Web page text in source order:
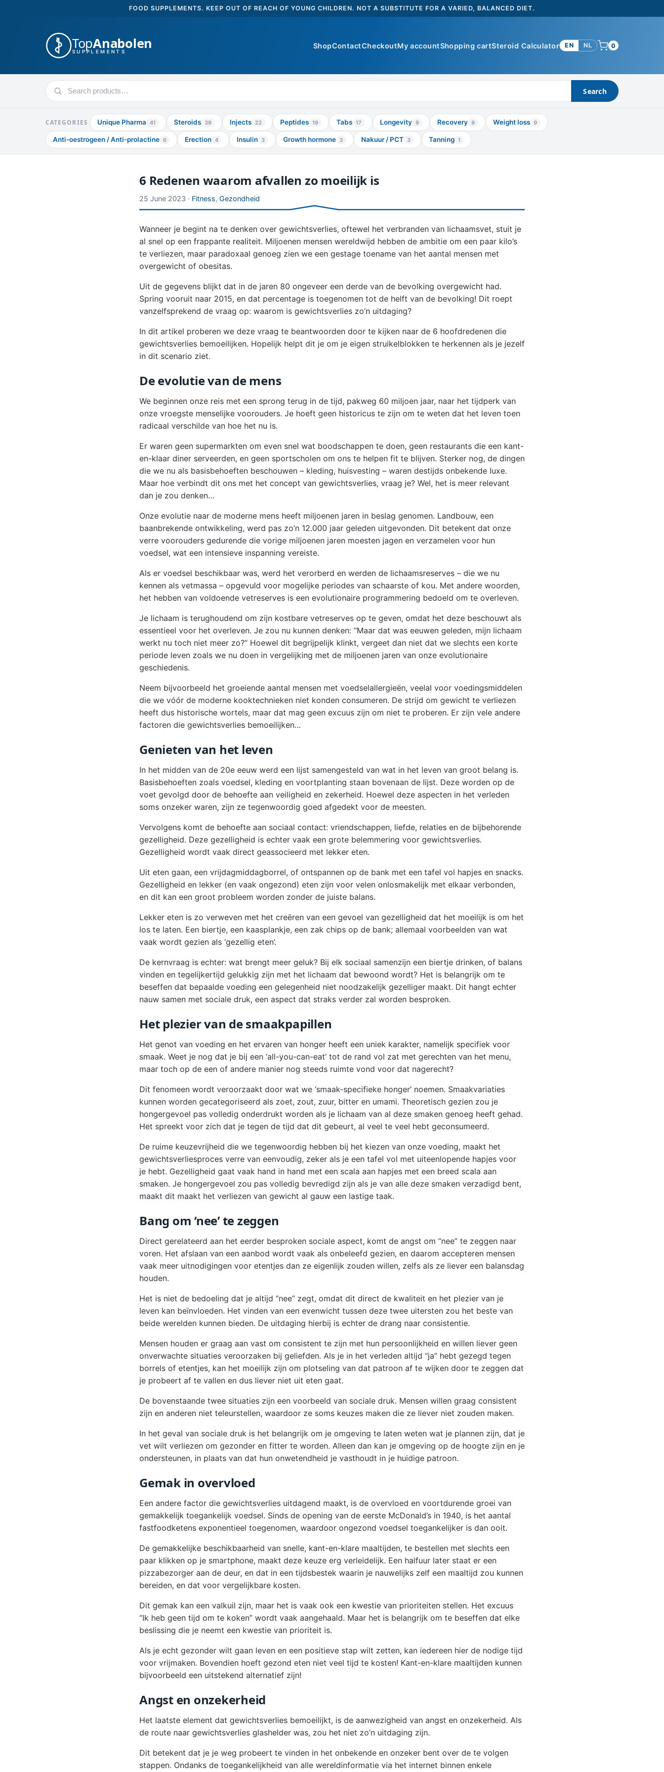
FOOD SUPPLEMENTS. KEEP OUT OF REACH OF YOUNG CHILDREN. NOT A SUBSTITUTE FOR A VARIED, BALANCED DIET.
TopAnabolen
SUPPLEMENTS
ShopContactCheckoutMy accountShopping cartSteroid Calculator EN NL 0
Search
products
Search
CATEGORIES Unique Pharma 41 Steroids 39 Injects 22 Peptides 19 Tabs 17 Longevity 9 Recovery 9 Weight loss 9
Anti-oestrogeen / Anti-prolactine 6 Erection 4 Insulin 3 Growth hormone 3 Nakuur / PCT 3 Tanning 1
6 Redenen waarom afvallen zo moeilijk is
25 June 2023 · Fitness, Gezondheid
Wanneer je begint na te denken over gewichtsverlies, oftewel het verbranden van lichaamsvet, stuit je
al snel op een frappante realiteit. Miljoenen mensen wereldwijd hebben de ambitie om een paar kilo’s
te verliezen, maar paradoxaal genoeg zien we een gestage toename van het aantal mensen met
overgewicht of obesitas.
Uit de gegevens blijkt dat in de jaren 80 ongeveer een derde van de bevolking overgewicht had.
Spring vooruit naar 2015, en dat percentage is toegenomen tot de helft van de bevolking! Dit roept
vanzelfsprekend de vraag op: waarom is gewichtsverlies zo’n uitdaging?
In dit artikel proberen we deze vraag te beantwoorden door te kijken naar de 6 hoofdredenen die
gewichtsverlies bemoeilijken. Hopelijk helpt dit je om je eigen struikelblokken te herkennen als je jezelf
in dit scenario ziet.
De evolutie van de mens
We beginnen onze reis met een sprong terug in de tijd, pakweg 60 miljoen jaar, naar het tijdperk van
onze vroegste menselijke voorouders. Je hoeft geen historicus te zijn om te weten dat het leven toen
radicaal verschilde van hoe het nu is.
Er waren geen supermarkten om even snel wat boodschappen te doen, geen restaurants die een kant-
en-klaar diner serveerden, en geen sportscholen om ons te helpen fit te blijven. Sterker nog, de dingen
die we nu als basisbehoeften beschouwen – kleding, huisvesting – waren destijds onbekende luxe.
Maar hoe verbindt dit ons met het concept van gewichtsverlies, vraag je? Wel, het is meer relevant
dan je zou denken…
Onze evolutie naar de moderne mens heeft miljoenen jaren in beslag genomen. Landbouw, een
baanbrekende ontwikkeling, werd pas zo’n 12.000 jaar geleden uitgevonden. Dit betekent dat onze
verre voorouders gedurende die vorige miljoenen jaren moesten jagen en verzamelen voor hun
voedsel, wat een intensieve inspanning vereiste.
Als er voedsel beschikbaar was, werd het verorberd en werden de lichaamsreserves – die we nu
kennen als vetmassa – opgevuld voor mogelijke periodes van schaarste of kou. Met andere woorden,
het hebben van voldoende vetreserves is een evolutionaire programmering bedoeld om te overleven.
Je lichaam is terughoudend om zijn kostbare vetreserves op te geven, omdat het deze beschouwt als
essentieel voor het overleven. Je zou nu kunnen denken: “Maar dat was eeuwen geleden, mijn lichaam
werkt nu toch niet meer zo?” Hoewel dit begrijpelijk klinkt, vergeet dan niet dat we slechts een korte
periode leven zoals we nu doen in vergelijking met de miljoenen jaren van onze evolutionaire
geschiedenis.
Neem bijvoorbeeld het groeiende aantal mensen met voedselallergieën, veelal voor voedingsmiddelen
die we vóór de moderne kooktechnieken niet konden consumeren. De strijd om gewicht te verliezen
heeft dus historische wortels, maar dat mag geen excuus zijn om niet te proberen. Er zijn vele andere
factoren die gewichtsverlies bemoeilijken…
Genieten van het leven
In het midden van de 20e eeuw werd een lijst samengesteld van wat in het leven van groot belang is.
Basisbehoeften zoals voedsel, kleding en voortplanting staan bovenaan de lijst. Deze worden op de
voet gevolgd door de behoefte aan veiligheid en zekerheid. Hoewel deze aspecten in het verleden
soms onzeker waren, zijn ze tegenwoordig goed afgedekt voor de meesten.
Vervolgens komt de behoefte aan sociaal contact: vriendschappen, liefde, relaties en de bijbehorende
gezelligheid. Deze gezelligheid is echter vaak een grote belemmering voor gewichtsverlies.
Gezelligheid wordt vaak direct geassocieerd met lekker eten.
Uit eten gaan, een vrijdagmiddagborrel, of ontspannen op de bank met een tafel vol hapjes en snacks.
Gezelligheid en lekker (en vaak ongezond) eten zijn voor velen onlosmakelijk met elkaar verbonden,
en dit kan een groot probleem worden zonder de juiste balans.
Lekker eten is zo verweven met het creëren van een gevoel van gezelligheid dat het moeilijk is om het
los te laten. Een biertje, een kaasplankje, een zak chips op de bank; allemaal voorbeelden van wat
vaak wordt gezien als ‘gezellig eten’.
De kernvraag is echter: wat brengt meer geluk? Bij elk sociaal samenzijn een biertje drinken, of balans
vinden en tegelijkertijd gelukkig zijn met het lichaam dat bewoond wordt? Het is belangrijk om te
beseffen dat bepaalde voeding een gelegenheid niet noodzakelijk gezelliger maakt. Dit hangt echter
nauw samen met sociale druk, een aspect dat straks verder zal worden besproken.
Het plezier van de smaakpapillen
Het genot van voeding en het ervaren van honger heeft een uniek karakter, namelijk specifiek voor
smaak. Weet je nog dat je bij een ‘all-you-can-eat’ tot de rand vol zat met gerechten van het menu,
maar toch op de een of andere manier nog steeds ruimte vond voor dat nagerecht?
Dit fenomeen wordt veroorzaakt door wat we ‘smaak-specifieke honger’ noemen. Smaakvariaties
kunnen worden gecategoriseerd als zoet, zout, zuur, bitter en umami. Theoretisch gezien zou je
hongergevoel pas volledig onderdrukt worden als je lichaam van al deze smaken genoeg heeft gehad.
Het spreekt voor zich dat je tegen de tijd dat dit gebeurt, al veel te veel hebt geconsumeerd.
De ruime keuzevrijheid die we tegenwoordig hebben bij het kiezen van onze voeding, maakt het
gewichtsverliesproces verre van eenvoudig, zeker als je een tafel vol met uiteenlopende hapjes voor
je hebt. Gezelligheid gaat vaak hand in hand met een scala aan hapjes met een breed scala aan
smaken. Je hongergevoel zou pas volledig bevredigd zijn als je van alle deze smaken verzadigd bent,
maakt dit maakt het verliezen van gewicht al gauw een lastige taak.
Bang om ‘nee’ te zeggen
Direct gerelateerd aan het eerder besproken sociale aspect, komt de angst om “nee” te zeggen naar
voren. Het afslaan van een aanbod wordt vaak als onbeleefd gezien, en daarom accepteren mensen
vaak meer uitnodigingen voor etentjes dan ze eigenlijk zouden willen, zelfs als ze liever een balansdag
houden.
Het is niet de bedoeling dat je altijd “nee” zegt, omdat dit direct de kwaliteit en het plezier van je
leven kan beïnvloeden. Het vinden van een evenwicht tussen deze twee uitersten zou het beste van
beide werelden kunnen bieden. De uitdaging hierbij is echter de drang naar consistentie.
Mensen houden er graag aan vast om consistent te zijn met hun persoonlijkheid en willen liever geen
onverwachte situaties veroorzaken bij geliefden. Als je in het verleden altijd “ja” hebt gezegd tegen
borrels of etentjes, kan het moeilijk zijn om plotseling van dat patroon af te wijken door te zeggen dat
je probeert af te vallen en dus liever niet uit eten gaat.
De bovenstaande twee situaties zijn een voorbeeld van sociale druk. Mensen willen graag consistent
zijn en anderen niet teleurstellen, waardoor ze soms keuzes maken die ze liever niet zouden maken.
In het geval van sociale druk is het belangrijk om je omgeving te laten weten wat je plannen zijn, dat je
vet wilt verliezen om gezonder en fitter te worden. Alleen dan kan je omgeving op de hoogte zijn en je
ondersteunen, in plaats van dat hun onwetendheid je vasthoudt in je huidige patroon.
Gemak in overvloed
Een andere factor die gewichtsverlies uitdagend maakt, is de overvloed en voortdurende groei van
gemakkelijk toegankelijk voedsel. Sinds de opening van de eerste McDonald’s in 1940, is het aantal
fastfoodketens exponentieel toegenomen, waardoor ongezond voedsel toegankelijker is dan ooit.
De gemakkelijke beschikbaarheid van snelle, kant-en-klare maaltijden, te bestellen met slechts een
paar klikken op je smartphone, maakt deze keuze erg verleidelijk. Een halfuur later staat er een
pizzabezorger aan de deur, en dat in een tijdsbestek waarin je nauwelijks zelf een maaltijd zou kunnen
bereiden, en dat voor vergelijkbare kosten.
Dit gemak kan een valkuil zijn, maar het is vaak ook een kwestie van prioriteiten stellen. Het excuus
“Ik heb geen tijd om te koken” wordt vaak aangehaald. Maar het is belangrijk om te beseffen dat elke
beslissing die je neemt een kwestie van prioriteit is.
Als je echt gezonder wilt gaan leven en een positieve stap wilt zetten, kan iedereen hier de nodige tijd
voor vrijmaken. Bovendien hoeft gezond eten niet veel tijd te kosten! Kant-en-klare maaltijden kunnen
bijvoorbeeld een uitstekend alternatief zijn!
Angst en onzekerheid
Het laatste element dat gewichtsverlies bemoeilijkt, is de aanwezigheid van angst en onzekerheid. Als
de route naar gewichtsverlies glashelder was, zou het niet zo’n uitdaging zijn.
Dit betekent dat je je weg probeert te vinden in het onbekende en onzeker bent over de te volgen
stappen. Ondanks de toegankelijkheid van alle wereldinformatie via het internet binnen enkele